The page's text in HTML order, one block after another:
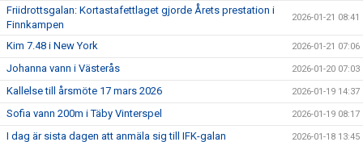
Friidrottsgalan: Kortastafettlaget gjorde Årets prestation i
Finnkampen
2026-01-21 08:41
Kim 7.48 i New York 2026-01-21 07:06
Johanna vann i Västerås 2026-01-20 07:03
Kallelse till årsmöte 17 mars 2026 2026-01-19 14:37
Sofia vann 200m i Täby Vinterspel 2026-01-19 08:17
I dag är sista dagen att anmäla sig till IFK-galan 2026-01-18 13:45